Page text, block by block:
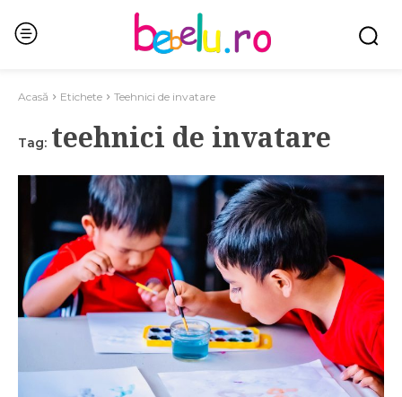
Acasă Etichete Teehnici de invatare
Tag: teehnici de invatare